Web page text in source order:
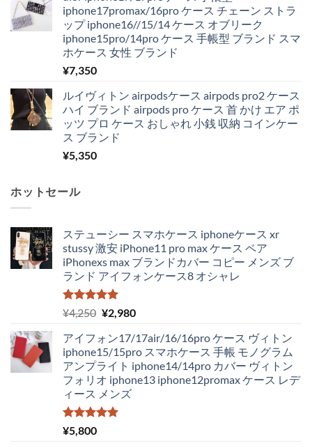
iphone17promax/16pro ケース チェーン ストラ
ップ iphone16//15/14 ケース オブリーク
iphone15pro/14pro ケース 手帳型 ブランド スマ
ホケース 女性 ブランド
¥7,350
ルイヴィトン airpodsケース airpods pro2 ケース
ハイ ブランド airpods pro ケース 首 かけ エア ポ
ッツ プロ ケース おしゃれ 小銭 収納 コインケー
ス ブランド
¥5,350
ホットセール
ステューシー スマホケース iphoneケース xr
stussy 激安 iPhone11 pro max ケース ペア
iPhonexs max ブランドカバー コピー メンズ ブ
ランド アイフォンケース8 オシャレ
5段階中
5.00
の評価
¥4,250 元
価
格
は
¥4,250
で
し
¥2,980現
の
価
格
は
アイフォン17/17air/16/16pro ケース ヴィトン
iphone15/15pro スマホケース 手帳 モノグラム
アンプライト iphone14/14pro カバー ヴィトン
フォリオ iphone13 iphone12promax ケース レデ
ィース メンズ
5段階中
5.00
¥5,800